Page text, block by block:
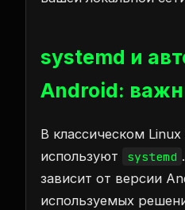
systemd и
Android:
В классическом
используют
systemd
зависит от версии
используемых